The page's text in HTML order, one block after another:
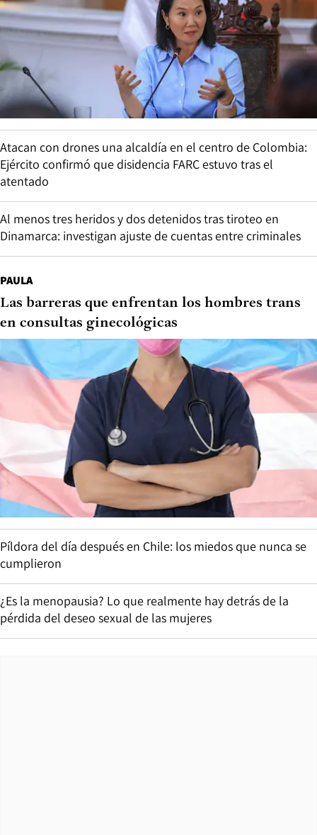
Atacan con drones una alcaldía en el centro de Colombia:
Ejército confirmó que disidencia FARC estuvo tras el
atentado
Al menos tres heridos y dos detenidos tras tiroteo en
Dinamarca: investigan ajuste de cuentas entre criminales
PAULA
Las barreras que enfrentan los hombres trans
en consultas ginecológicas
Píldora del día después en Chile: los miedos que nunca se
cumplieron
¿Es la menopausia? Lo que realmente hay detrás de la
pérdida del deseo sexual de las mujeres